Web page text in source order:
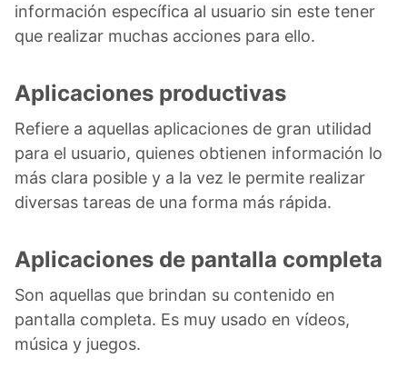
información específica al usuario sin este tener
que realizar muchas acciones para ello.
Aplicaciones productivas
Refiere a aquellas aplicaciones de gran utilidad
para el usuario, quienes obtienen información lo
más clara posible y a la vez le permite realizar
diversas tareas de una forma más rápida.
Aplicaciones de pantalla completa
Son aquellas que brindan su contenido en
pantalla completa. Es muy usado en vídeos,
música y juegos.